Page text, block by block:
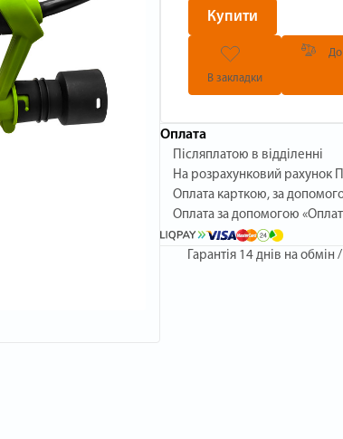
Купити
В закладки
До
Оплата
Післяплатою в відділенні
На розрахунковий рахунок
Оплата карткою, за
Оплата за допомогою
Гарантія 14 днів на обмін